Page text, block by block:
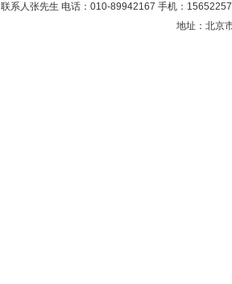
联系人张先生 电话：010-89942167 手机：
地址：北京